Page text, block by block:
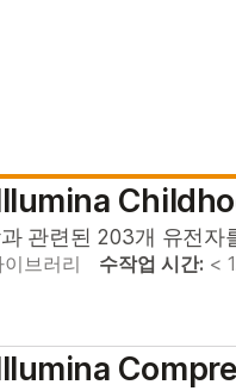
관련된 203개 유전자
브러리
수작업 시간: <